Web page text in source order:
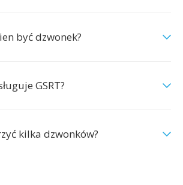
być dzwonek?
GSRT?
kilka dzwonków?